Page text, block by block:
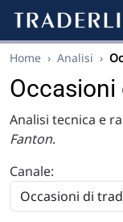
Home › Analisi ›
Occasioni
Analisi tecnica e
Fanton.
Canale: